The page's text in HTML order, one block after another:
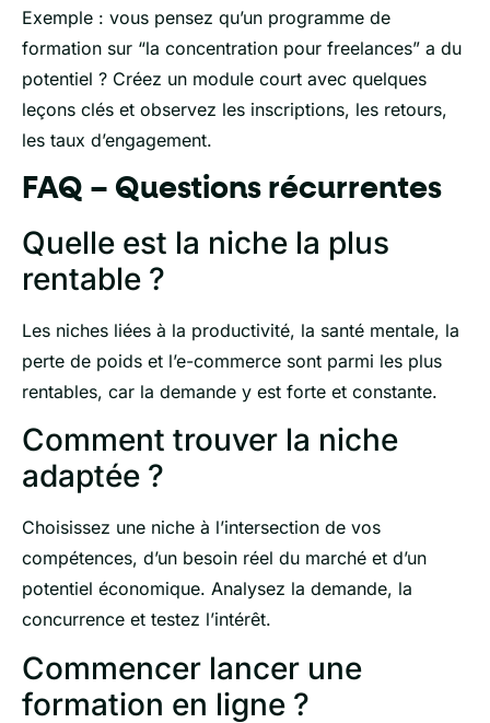
Exemple : vous pensez qu’un programme de
formation sur “la concentration pour freelances” a du
potentiel ? Créez un module court avec quelques
leçons clés et observez les inscriptions, les retours,
les taux d’engagement.
FAQ – Questions récurrentes
Quelle est la niche la plus
rentable ?
Les niches liées à la productivité, la santé mentale, la
perte de poids et l’e-commerce sont parmi les plus
rentables, car la demande y est forte et constante.
Comment trouver la niche
adaptée ?
Choisissez une niche à l’intersection de vos
compétences, d’un besoin réel du marché et d’un
potentiel économique. Analysez la demande, la
concurrence et testez l’intérêt.
Commencer lancer une
formation en ligne ?